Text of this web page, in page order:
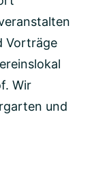
Vorträge
Wir
und